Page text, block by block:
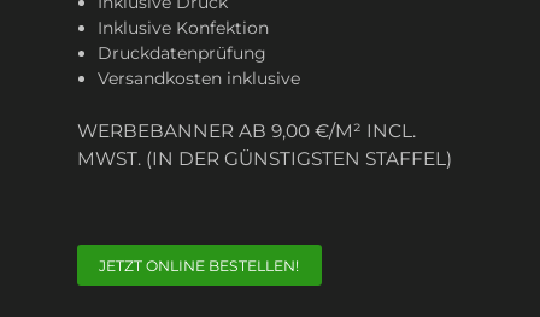
Inklusive Konfektion
Druckdatenprüfung
Versandkosten inklusive
WERBEBANNER AB 9,00 €/M² INCL.
MWST. (IN DER GÜNSTIGSTEN STAFFEL)
JETZT ONLINE BESTELLEN!